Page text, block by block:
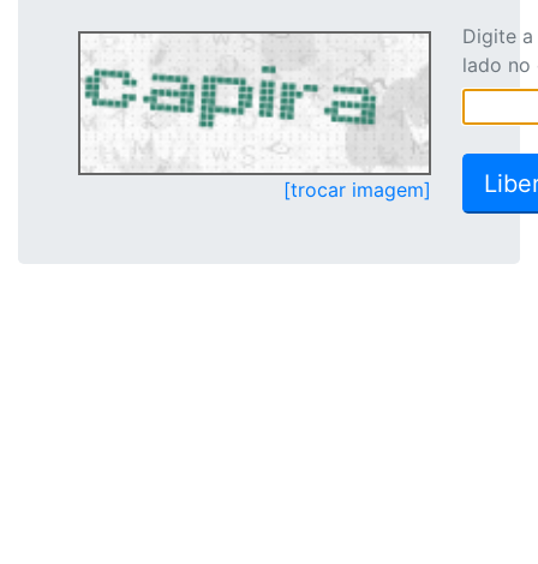
[trocar imagem]
Digite
lado no